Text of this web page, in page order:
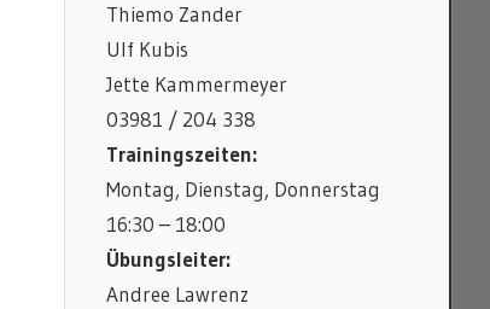
Thiemo Zander
Ulf Kubis
Jette Kammermeyer
03981 / 204 338
Trainingszeiten:
Montag, Dienstag, Donnerstag
16:30 – 18:00
Übungsleiter:
Andree Lawrenz